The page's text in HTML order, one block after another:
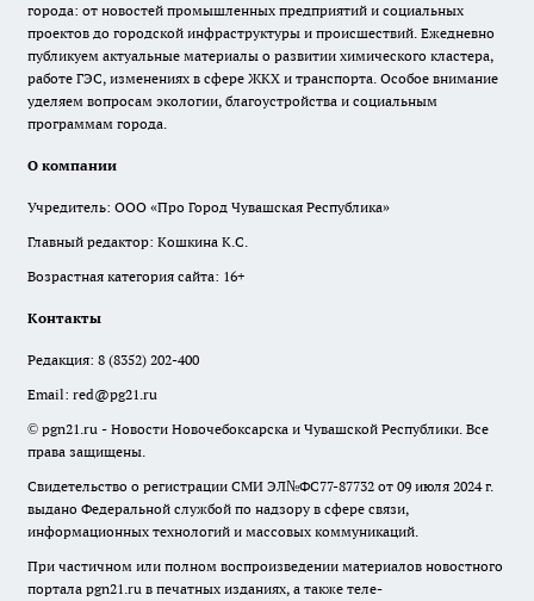
города: от новостей промышленных предприятий и социальных
проектов до городской инфраструктуры и происшествий. Ежедневно
публикуем актуальные материалы о развитии химического кластера,
работе ГЭС, изменениях в сфере ЖКХ и транспорта. Особое внимание
уделяем вопросам экологии, благоустройства и социальным
программам города.
О компании
Учредитель: ООО «Про Город Чувашская Республика»
Главный редактор: Кошкина К.С.
Возрастная категория сайта: 16+
Контакты
Редакция: 8 (8352) 202-400
Email: red@pg21.ru
© pgn21.ru - Новости Новочебоксарска и Чувашской Республики. Все
права защищены.
Свидетельство о регистрации СМИ ЭЛ№ФС77-87732 от 09 июля 2024 г.
выдано Федеральной службой по надзору в сфере связи,
информационных технологий и массовых коммуникаций.
При частичном или полном воспроизведении материалов новостного
портала pgn21.ru в печатных изданиях, а также теле-